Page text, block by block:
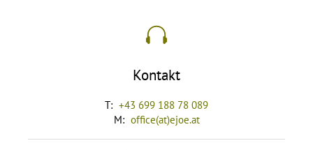
Kontakt
T: +43 699 188 78 089
M: office(at)ejoe.at